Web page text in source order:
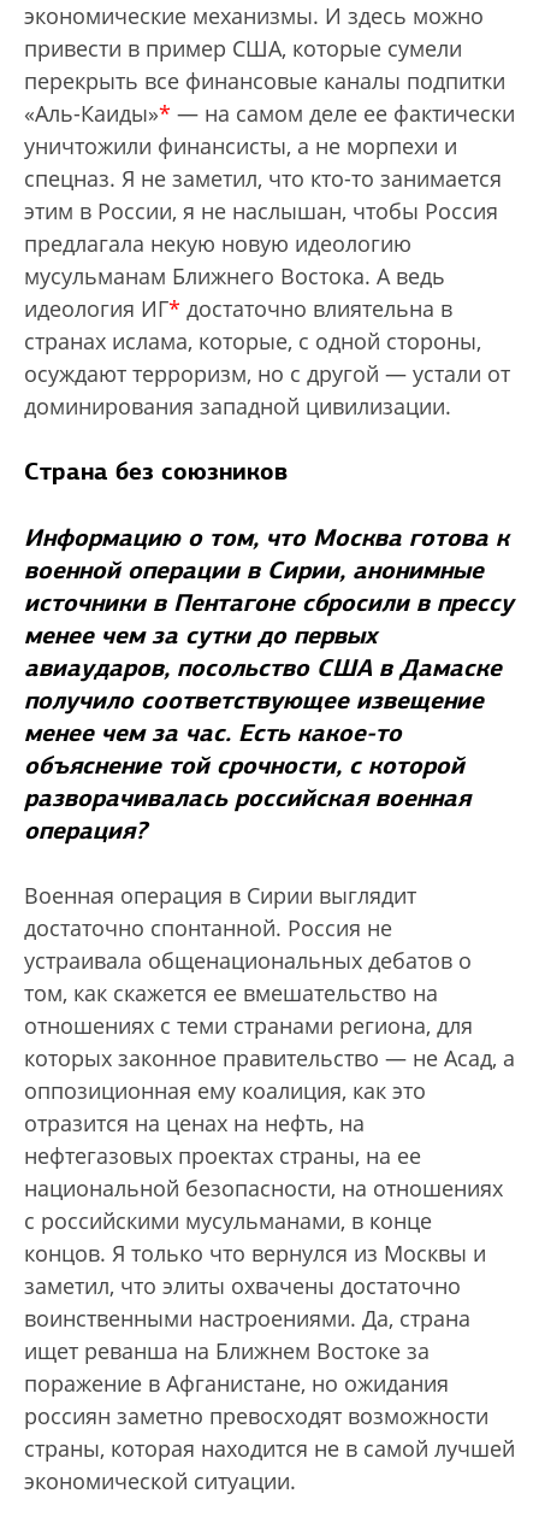
экономические механизмы. И здесь можно
привести в пример США, которые сумели
перекрыть все финансовые каналы подпитки
«Аль-Каиды»* — на самом деле ее фактически
уничтожили финансисты, а не морпехи и
спецназ. Я не заметил, что кто-то занимается
этим в России, я не наслышан, чтобы Россия
предлагала некую новую идеологию
мусульманам Ближнего Востока. А ведь
идеология ИГ* достаточно влиятельна в
странах ислама, которые, с одной стороны,
осуждают терроризм, но с другой — устали от
доминирования западной цивилизации.
Страна без союзников
Информацию о том, что Москва готова к
военной операции в Сирии, анонимные
источники в Пентагоне сбросили в прессу
менее чем за сутки до первых
авиаударов, посольство США в Дамаске
получило соответствующее извещение
менее чем за час. Есть какое-то
объяснение той срочности, с которой
разворачивалась российская военная
операция?
Военная операция в Сирии выглядит
достаточно спонтанной. Россия не
устраивала общенациональных дебатов о
том, как скажется ее вмешательство на
отношениях с теми странами региона, для
которых законное правительство — не Асад, а
оппозиционная ему коалиция, как это
отразится на ценах на нефть, на
нефтегазовых проектах страны, на ее
национальной безопасности, на отношениях
с российскими мусульманами, в конце
концов. Я только что вернулся из Москвы и
заметил, что элиты охвачены достаточно
воинственными настроениями. Да, страна
ищет реванша на Ближнем Востоке за
поражение в Афганистане, но ожидания
россиян заметно превосходят возможности
страны, которая находится не в самой лучшей
экономической ситуации.